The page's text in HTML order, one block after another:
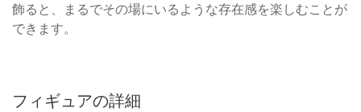
飾ると、まるでその場にいるような存在感を楽しむことが
できます。
フィギュアの詳細